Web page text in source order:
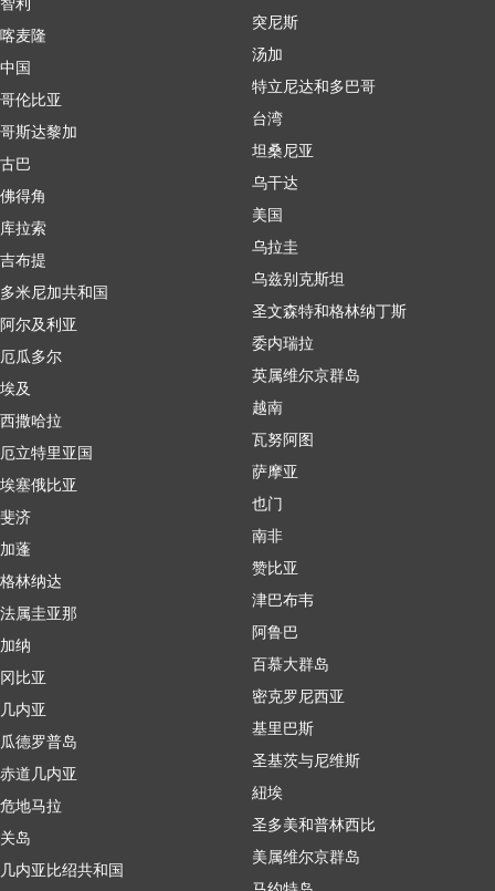
喀麦隆
中国
哥伦比亚
哥斯达黎加
古巴
佛得角
库拉索
吉布提
多米尼加共和国
阿尔及利亚
厄瓜多尔
埃及
西撒哈拉
厄立特里亚国
埃塞俄比亚
斐济
加蓬
格林纳达
法属圭亚那
加纳
冈比亚
几内亚
瓜德罗普岛
赤道几内亚
危地马拉
关岛
几内亚比绍共和国
突尼斯
汤加
特立尼达和多巴哥
台湾
坦桑尼亚
乌干达
美国
乌拉圭
乌兹别克斯坦
圣文森特和格林纳丁斯
委内瑞拉
英属维尔京群岛
越南
瓦努阿图
萨摩亚
也门
南非
赞比亚
津巴布韦
阿鲁巴
百慕大群岛
密克罗尼西亚
基里巴斯
圣基茨与尼维斯
紐埃
圣多美和普林西比
美属维尔京群岛